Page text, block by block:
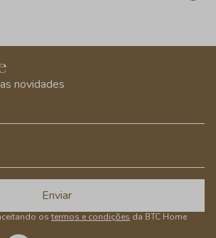
novidades
Enviar
os termos e condições da BTC Home